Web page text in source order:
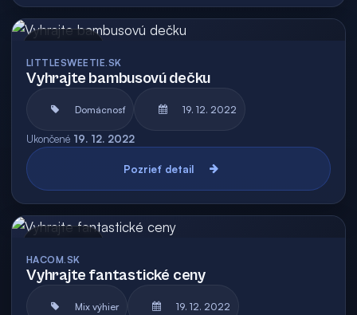
LITTLESWEETIE.SK
Vyhrajte bambusovú dečku
Domácnosť 19. 12. 2022
Ukončené 19. 12. 2022
Pozrieť detail
HACOM.SK
Vyhrajte fantastické ceny
Mix výhier 19. 12. 2022